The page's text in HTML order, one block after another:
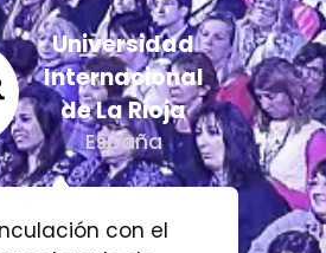
con el
Universidad
Internacional
de La Rioja
España